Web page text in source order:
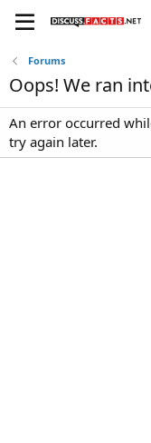
Forums
Oops! We ran
An error occurred
try again later.